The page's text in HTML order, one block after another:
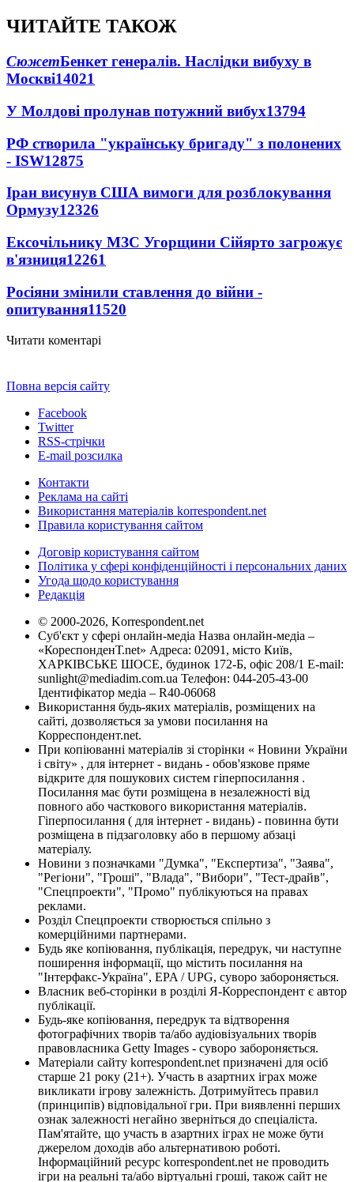
ЧИТАЙТЕ ТАКОЖ
СюжетБенкет генералів. Наслідки вибуху в
Москві14021
У Молдові пролунав потужний вибух13794
РФ створила "українську бригаду" з полонених
- ISW12875
Іран висунув США вимоги для розблокування
Ормузу12326
Ексочільнику МЗС Угорщини Сійярто загрожує
в'язниця12261
Росіяни змінили ставлення до війни -
опитування11520
Читати коментарі
Повна версія сайту
Facebook
Twitter
RSS-стрічки
E-mail розсилка
Контакти
Реклама на сайті
Використання матеріалів korrespondent.net
Правила користування сайтом
Договір користування сайтом
Політика у сфері конфіденційності і персональних даних
Угода щодо користування
Редакція
© 2000-2026, Korrespondent.net
Суб'єкт у сфері онлайн-медіа Назва онлайн-медіа –
«КореспонденТ.net» Адреса: 02091, місто Київ,
ХАРКІВСЬКЕ ШОСЕ, будинок 172-Б, офіс 208/1 E-mail:
sunlight@mediadim.com.ua Телефон: 044-205-43-00
Ідентифікатор медіа – R40-06068
Використання будь-яких матеріалів, розміщених на
сайті, дозволяється за умови посилання на
Корреспондент.net.
При копіюванні матеріалів зі сторінки « Новини України
і світу» , для інтернет - видань - обов'язкове пряме
відкрите для пошукових систем гіперпосилання .
Посилання має бути розміщена в незалежності від
повного або часткового використання матеріалів.
Гіперпосилання ( для інтернет - видань) - повинна бути
розміщена в підзаголовку або в першому абзаці
матеріалу.
Новини з позначками "Думка", "Експертиза", "Заява",
"Регіони", "Гроші", "Влада", "Вибори", "Тест-драйв",
"Спецпроекти", "Промо" публікуються на правах
реклами.
Розділ Спецпроекти створюється спільно з
комерційними партнерами.
Будь яке копіювання, публікація, передрук, чи наступне
поширення інформації, що містить посилання на
"Інтерфакс-Україна", EPA / UPG, суворо забороняється.
Власник веб-сторінки в розділі Я-Корреспондент є автор
публікації.
Будь-яке копіювання, передрук та відтворення
фотографічних творів та/або аудіовізуальних творів
правовласника Getty Images - суворо забороняється.
Матеріали сайту korrespondent.net призначені для осіб
старше 21 року (21+). Участь в азартних іграх може
викликати ігрову залежність. Дотримуйтесь правил
(принципів) відповідальної гри. При виявленні перших
ознак залежності негайно зверніться до спеціаліста.
Пам'ятайте, що участь в азартних іграх не може бути
джерелом доходів або альтернативою роботі.
Інформаційний ресурс korrespondent.net не проводить
ігри на реальні та/або віртуальні гроші, також сайт не